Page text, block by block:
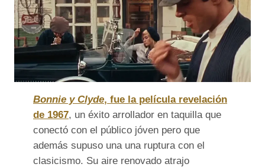
Bonnie y Clyde, fue la película revelación
de 1967, un éxito arrollador en taquilla que
conectó con el público jóven pero que
además supuso una una ruptura con el
clasicismo. Su aire renovado atrajo